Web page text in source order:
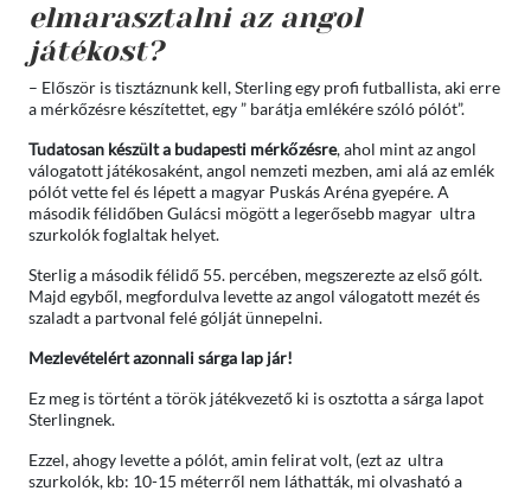
elmarasztalni az angol
játékost?
– Először is tisztáznunk kell, Sterling egy profi futballista, aki erre
a mérkőzésre készítettet, egy ” barátja emlékére szóló pólót”.
Tudatosan készült a budapesti mérkőzésre, ahol mint az angol
válogatott játékosaként, angol nemzeti mezben, ami alá az emlék
pólót vette fel és lépett a magyar Puskás Aréna gyepére. A
második félidőben Gulácsi mögött a legerősebb magyar ultra
szurkolók foglaltak helyet.
Sterlig a második félidő 55. percében, megszerezte az első gólt.
Majd egyből, megfordulva levette az angol válogatott mezét és
szaladt a partvonal felé gólját ünnepelni.
Mezlevételért azonnali sárga lap jár!
Ez meg is történt a török játékvezető ki is osztotta a sárga lapot
Sterlingnek.
Ezzel, ahogy levette a pólót, amin felirat volt, (ezt az ultra
szurkolók, kb: 10-15 méterről nem láthatták, mi olvasható a